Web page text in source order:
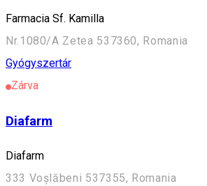
Farmacia Sf. Kamilla
Nr.1080/A Zetea 537360, Romania
Gyógyszertár
Zárva
Diafarm
Diafarm
333 Voșlăbeni 537355, Romania